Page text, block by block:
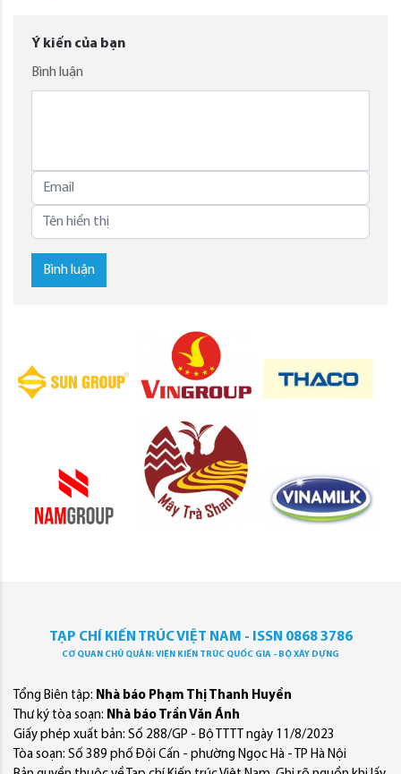
Ý kiến của bạn
Bình luận
Bình luận
TẠP CHÍ KIẾN TRÚC VIỆT NAM - ISSN 0868 3786
CƠ QUAN CHỦ QUẢN: VIỆN KIẾN TRÚC QUỐC GIA - BỘ XÂY DỰNG
Tổng Biên tập: Nhà báo Phạm Thị Thanh Huyền
Thư ký tòa soạn: Nhà báo Trần Văn Ánh
Giấy phép xuất bản: Số 288/GP - Bộ TTTT ngày 11/8/2023
Tòa soạn: Số 389 phố Đội Cấn - phường Ngọc Hà - TP Hà Nội